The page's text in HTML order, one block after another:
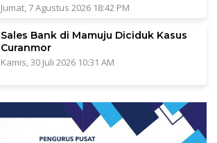
Jumat, 7 Agustus 2026 18:42 PM
Sales Bank di Mamuju Diciduk Kasus
Curanmor
Kamis, 30 Juli 2026 10:31 AM